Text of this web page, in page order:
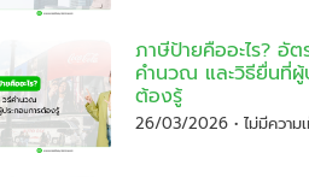
ภาษีป้ายคืออะไร? อัต
คำนวณ และวิธียื่นที่ผู้
ต้องรู้
26/03/2026 ไม่มีความ